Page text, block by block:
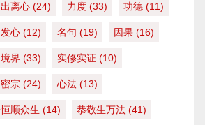
出离心 (24) 力度 (33) 功德 (11)
发心 (12) 名句 (19) 因果 (16)
境界 (33) 实修实证 (10)
密宗 (24) 心法 (13)
恒顺众生 (14) 恭敬生万法 (41)